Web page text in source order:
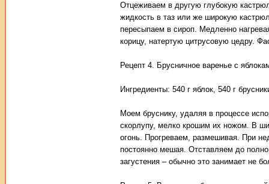
Отцеживаем в другую глубокую
жидкость в таз или же широкую
пересыпаем в сироп. Медленно
корицу, натертую цитрусовую цедру.
Рецепт 4. Брусничное варенье с
Ингредиенты: 540 г яблок, 540 г
Моем бруснику, удаляя в процессе
скорлупу, мелко крошим их ножом. В
огонь. Прогреваем, размешивая. При
постоянно мешая. Отставляем до
загустения – обычно это занимает не